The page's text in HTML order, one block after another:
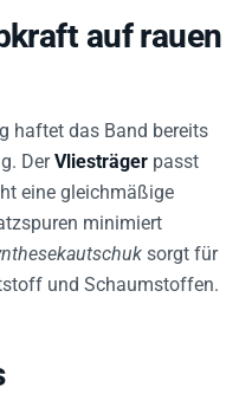
auf rauen
haftet das Band bereits
DerVliesträger passt
eine gleichmäßige
minimiert
sorgt für
und Schaumstoffen.